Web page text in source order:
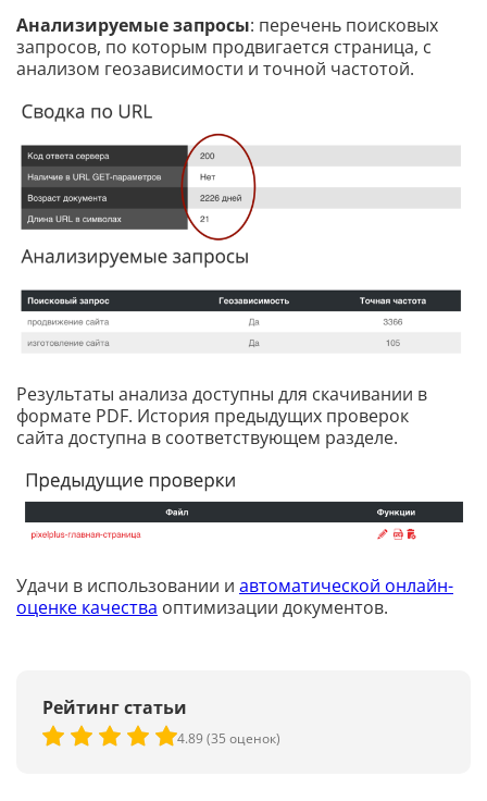
Анализируемые запросы: перечень поисковых
запросов, по которым продвигается страница, с
анализом геозависимости и точной частотой.
Результаты анализа доступны для скачивании в
формате PDF. История предыдущих проверок
сайта доступна в соответствующем разделе.
Удачи в использовании и автоматической онлайн-
оценке качества оптимизации документов.
Рейтинг статьи
4.89 (35 оценок)